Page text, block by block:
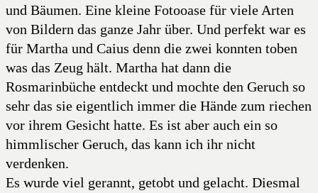
und Bäumen. Eine kleine Fotooase für viele Arten
von Bildern das ganze Jahr über. Und perfekt war es
für Martha und Caius denn die zwei konnten toben
was das Zeug hält. Martha hat dann die
Rosmarinbüche entdeckt und mochte den Geruch so
sehr das sie eigentlich immer die Hände zum riechen
vor ihrem Gesicht hatte. Es ist aber auch ein so
himmlischer Geruch, das kann ich ihr nicht
verdenken.
Es wurde viel gerannt, getobt und gelacht. Diesmal